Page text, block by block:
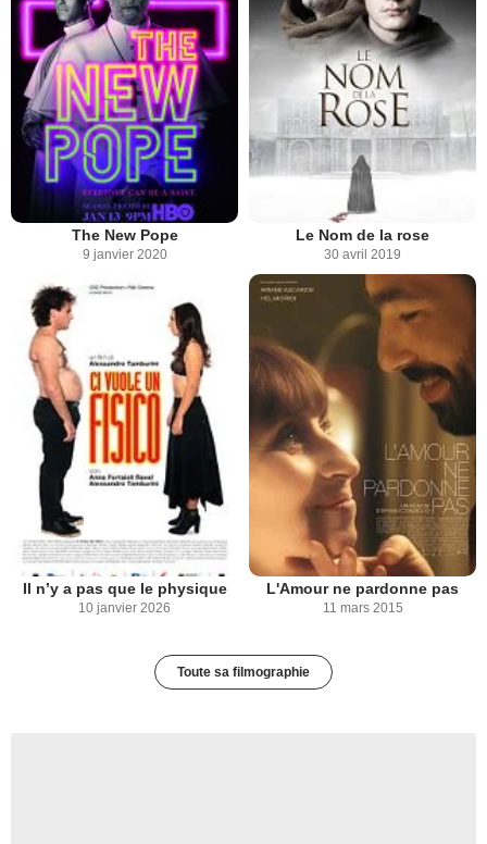
The New Pope
9 janvier 2020
Le Nom de la rose
30 avril 2019
Il n’y a pas que le physique
10 janvier 2026
L'Amour ne pardonne pas
11 mars 2015
Toute sa filmographie